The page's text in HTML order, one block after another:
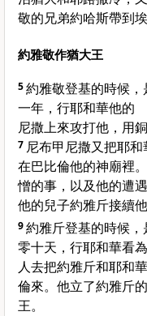
敬的兄弟約哈斯帶到埃
約雅敬作猶大王
5約雅敬登基的時候
一年，行耶和華他的
尼撒上來攻打他，用
7 尼布甲尼撒又把耶
在巴比倫他的神廟裡。
憎的事，以及他的遭
他的兒子約雅斤接續他
9約雅斤登基的時候
零十天，行耶和華看為
人去把約雅斤和耶和
倫來。他立了約雅斤
王。